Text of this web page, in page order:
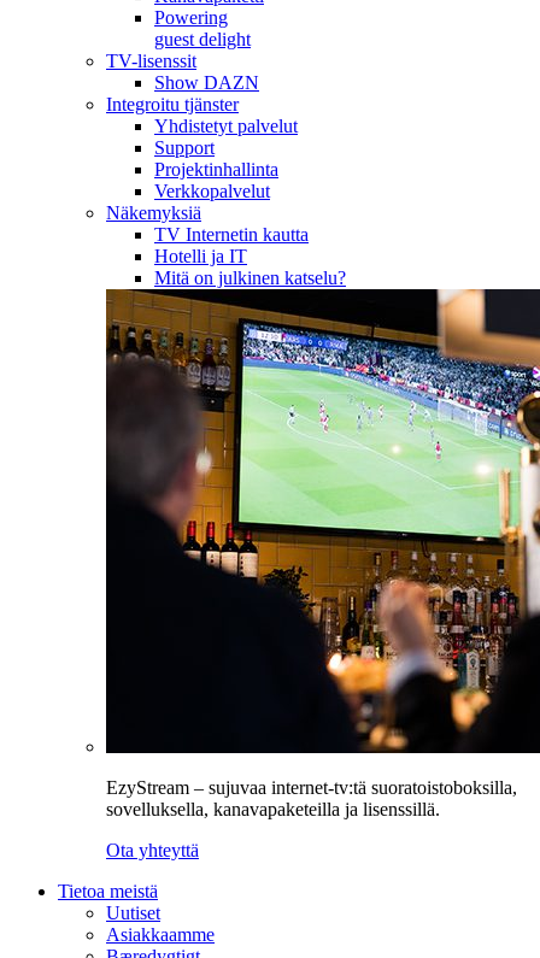
Powering
guest delight
TV-lisenssit
Show DAZN
Integroitu tjänster
Yhdistetyt palvelut
Support
Projektinhallinta
Verkkopalvelut
Näkemyksiä
TV Internetin kautta
Hotelli ja IT
Mitä on julkinen katselu?
EzyStream – sujuvaa internet-tv:tä suoratoistoboksilla,
sovelluksella, kanavapaketeilla ja lisenssillä.
Ota yhteyttä
Tietoa meistä
Uutiset
Asiakkaamme